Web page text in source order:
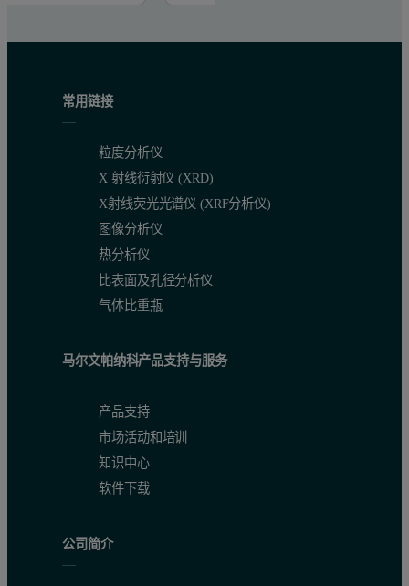
常用链接
粒度分析仪
X 射线衍射仪 (XRD)
X射线荧光光谱仪 (XRF分析仪)
图像分析仪
热分析仪
比表面及孔径分析仪
气体比重瓶
马尔文帕纳科产品支持与服务
产品支持
市场活动和培训
知识中心
软件下载
公司简介